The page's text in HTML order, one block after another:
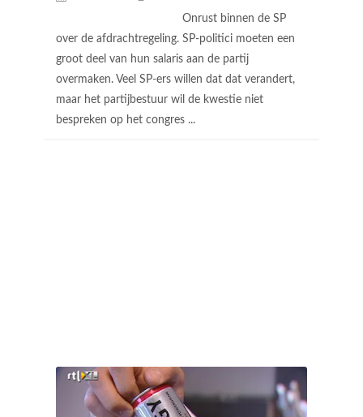
Onrust binnen de SP
over de afdrachtregeling. SP-politici moeten een
groot deel van hun salaris aan de partij
overmaken. Veel SP-ers willen dat dat verandert,
maar het partijbestuur wil de kwestie niet
bespreken op het congres ...